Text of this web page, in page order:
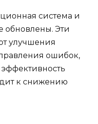
система и
обновлены. Эти
улучшения
ошибок,
к снижению